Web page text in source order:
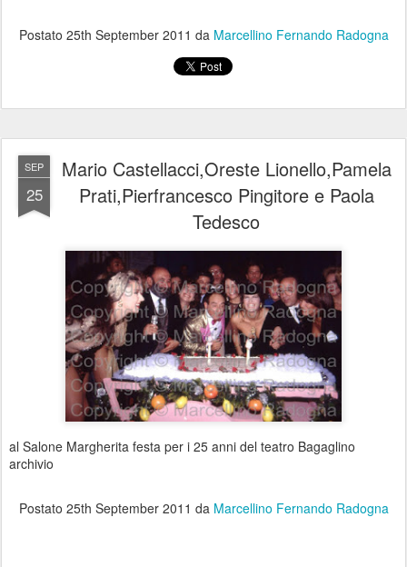
Postato 25th September 2011 da Marcellino Fernando Radogna
SEP
25
Mario Castellacci,Oreste Lionello,Pamela
Prati,Pierfrancesco Pingitore e Paola
Tedesco
al Salone Margherita festa per i 25 anni del teatro Bagaglino
archivio
Postato 25th September 2011 da Marcellino Fernando Radogna